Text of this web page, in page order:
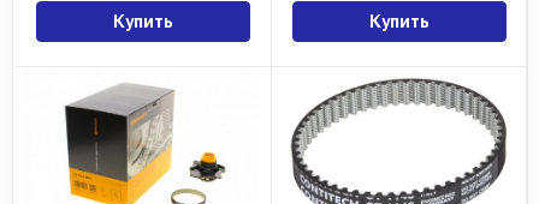
Купить Купить